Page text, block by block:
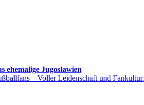
ehemalige Jugoslawien
– Voller Leidenschaft und Fankultur.